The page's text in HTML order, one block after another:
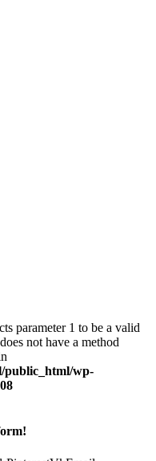
parameter 1 to be a valid
not have a method
public_html/wp-